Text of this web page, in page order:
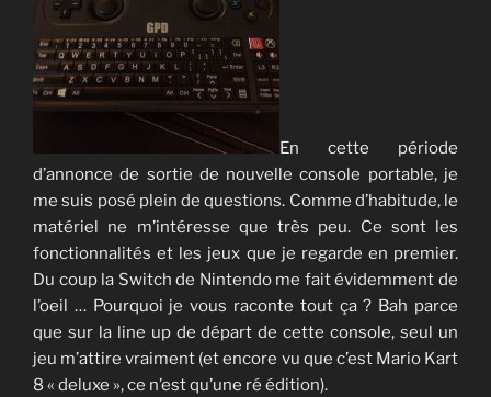
En cette période
d’annonce de sortie de nouvelle console portable, je
me suis posé plein de questions. Comme d’habitude, le
matériel ne m’intéresse que très peu. Ce sont les
fonctionnalités et les jeux que je regarde en premier.
Du coup la Switch de Nintendo me fait évidemment de
l’oeil … Pourquoi je vous raconte tout ça ? Bah parce
que sur la line up de départ de cette console, seul un
jeu m’attire vraiment (et encore vu que c’est Mario Kart
8 « deluxe », ce n’est qu’une ré édition).